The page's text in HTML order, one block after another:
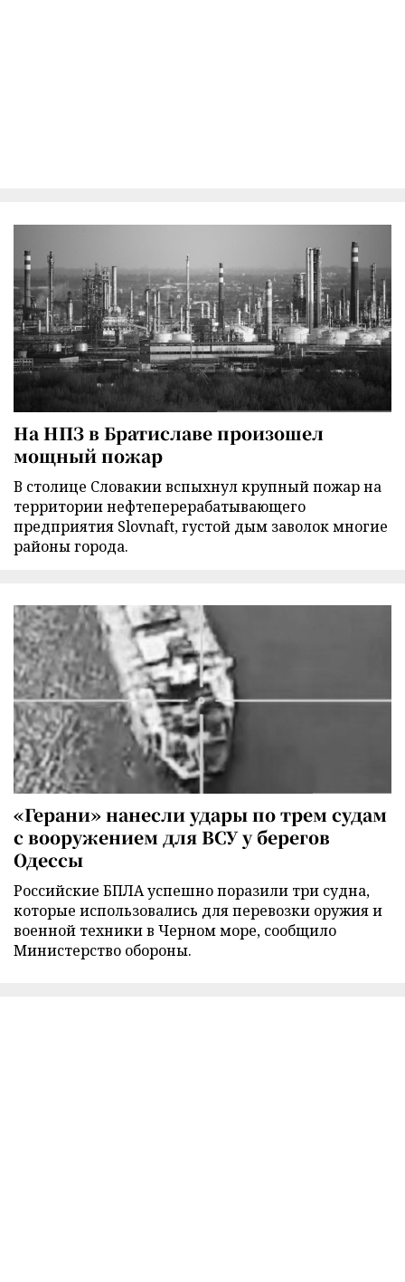
На НПЗ в Братиславе произошел
мощный пожар
В столице Словакии вспыхнул крупный пожар на
территории нефтеперерабатывающего
предприятия Slovnaft, густой дым заволок многие
районы города.
«Герани» нанесли удары по трем судам
с вооружением для ВСУ у берегов
Одессы
Российские БПЛА успешно поразили три судна,
которые использовались для перевозки оружия и
военной техники в Черном море, сообщило
Министерство обороны.